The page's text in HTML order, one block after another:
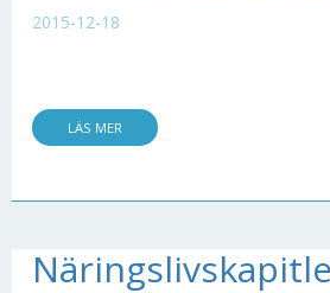
2015-12-18
LÄS MER